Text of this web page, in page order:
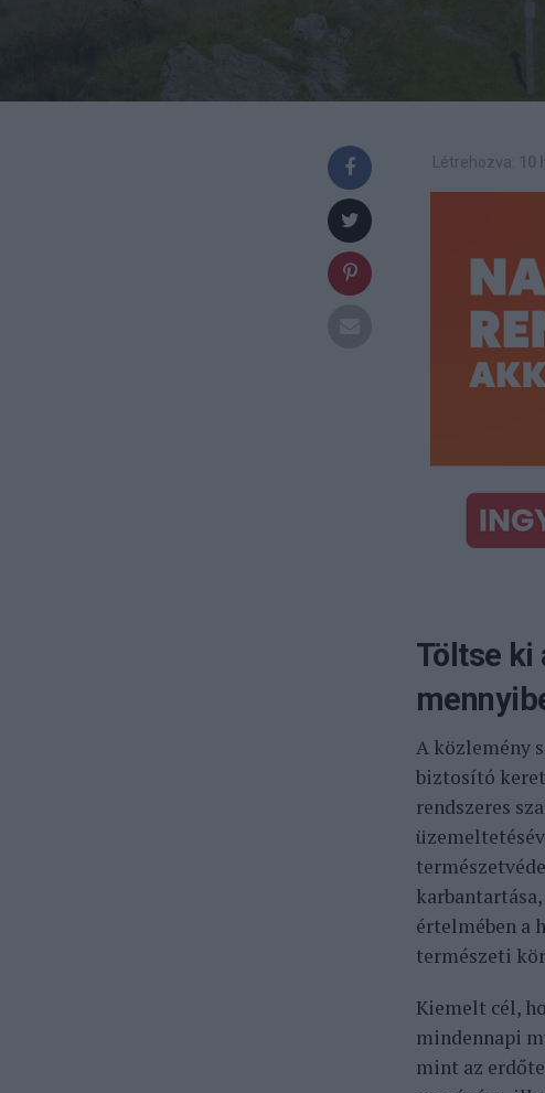
Létrehozva: 10
Töltse ki
A közlemény
biztosító
rendszeres
értelmében a
természeti
Kiemelt cél,
mindennapi
mint az